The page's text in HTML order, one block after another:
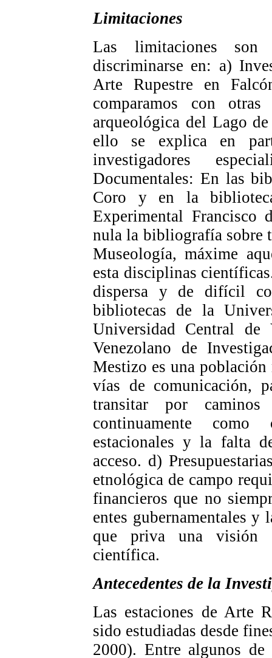
Limitaciones
Las limitaciones son
discriminarse en: a)
Arte Rupestre en
comparamos con
arqueológica del Lago
ello se explica en
investigadores
Documentales: En las
Coro y en la
Experimental
nula la bibliografía sobre
Museología, máxime
esta disciplinas
dispersa y de difícil
bibliotecas de la
Universidad Central
Venezolano de
Mestizo es una
vías de comunicación,
transitar por
continuamente
estacionales y la falta
acceso. d)
etnológica de campo
financieros que no
entes gubernamentales y
que priva una visión
científica.
Antecedentes de la
Las estaciones de Arte
sido estudiadas desde
2000). Entre algunos de